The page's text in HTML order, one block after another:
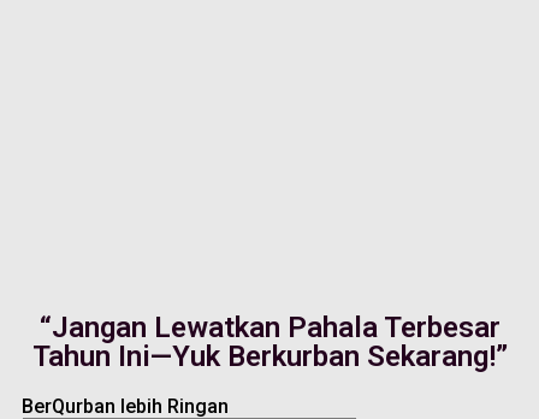
“Jangan Lewatkan Pahala Terbesar
Tahun Ini—Yuk Berkurban Sekarang!”
BerQurban lebih Ringan